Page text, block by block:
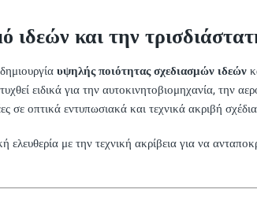
και την
υψηλής ποιότητας σχεδιασμών ιδεών
ειδικά για την αυτοκινητοβιομηχανία, την
σε οπτικά εντυπωσιακά και τεχνικά ακριβή
ελευθερία με την τεχνική ακρίβεια για να